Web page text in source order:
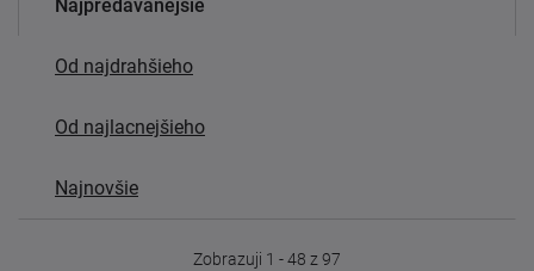
Najpredávanejšie
Od najdrahšieho
Od najlacnejšieho
Najnovšie
Zobrazuji 1 - 48 z 97